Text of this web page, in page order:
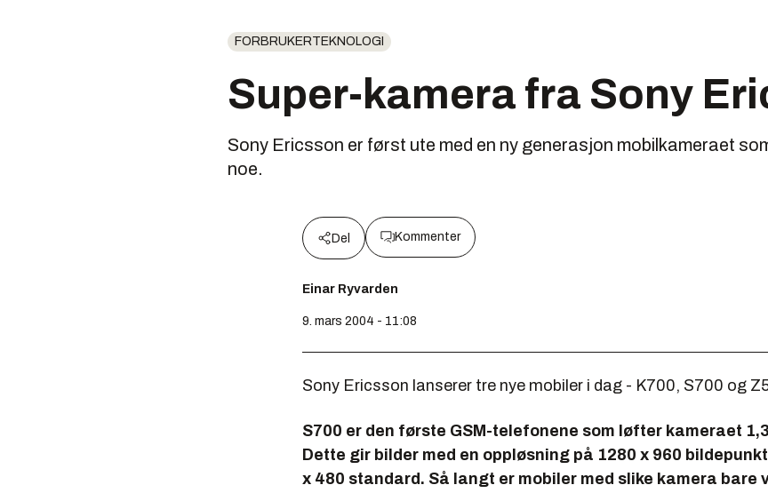
FORBRUKERTEKNOLOGI
Super-kamera fra Sony
Sony Ericsson er først ute med en ny generasjon mobilkameraet
noe.
Del Kommenter
Einar Ryvarden
9. mars 2004 - 11:08
Sony Ericsson lanserer tre nye mobiler i dag - K700, S700 og
S700 er den første GSM-telefonene som løfter kameraet
Dette gir bilder med en oppløsning på 1280 x 960
x 480 standard. Så langt er mobiler med slike kamera